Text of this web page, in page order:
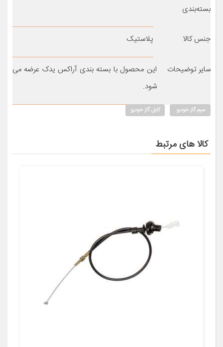
بسته‌بندی
جنس کالا پلاستیک
سایر توضیحات
این محصول با بسته بندی آراکس یدک عرضه می
شود.
سیم گاز خودرو کابل گاز خودرو
کالا های مرتبط